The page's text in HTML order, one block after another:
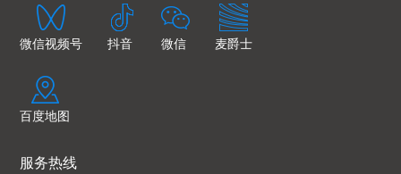
微信视频号 抖音 微信 麦爵士
百度地图
服务热线